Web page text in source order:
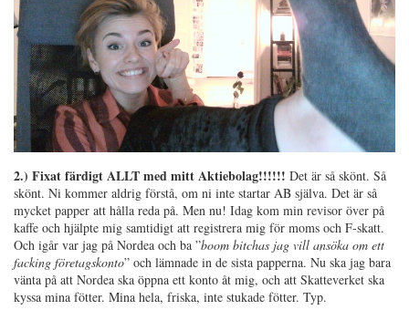
2.) Fixat färdigt ALLT med mitt Aktiebolag!!!!!! Det är så skönt. Så
skönt. Ni kommer aldrig förstå, om ni inte startar AB själva. Det är så
mycket papper att hålla reda på. Men nu! Idag kom min revisor över på
kaffe och hjälpte mig samtidigt att registrera mig för moms och F-skatt.
Och igår var jag på Nordea och ba ”boom bitchas jag vill ansöka om ett
facking företagskonto” och lämnade in de sista papperna. Nu ska jag bara
vänta på att Nordea ska öppna ett konto åt mig, och att Skatteverket ska
kyssa mina fötter. Mina hela, friska, inte stukade fötter. Typ.